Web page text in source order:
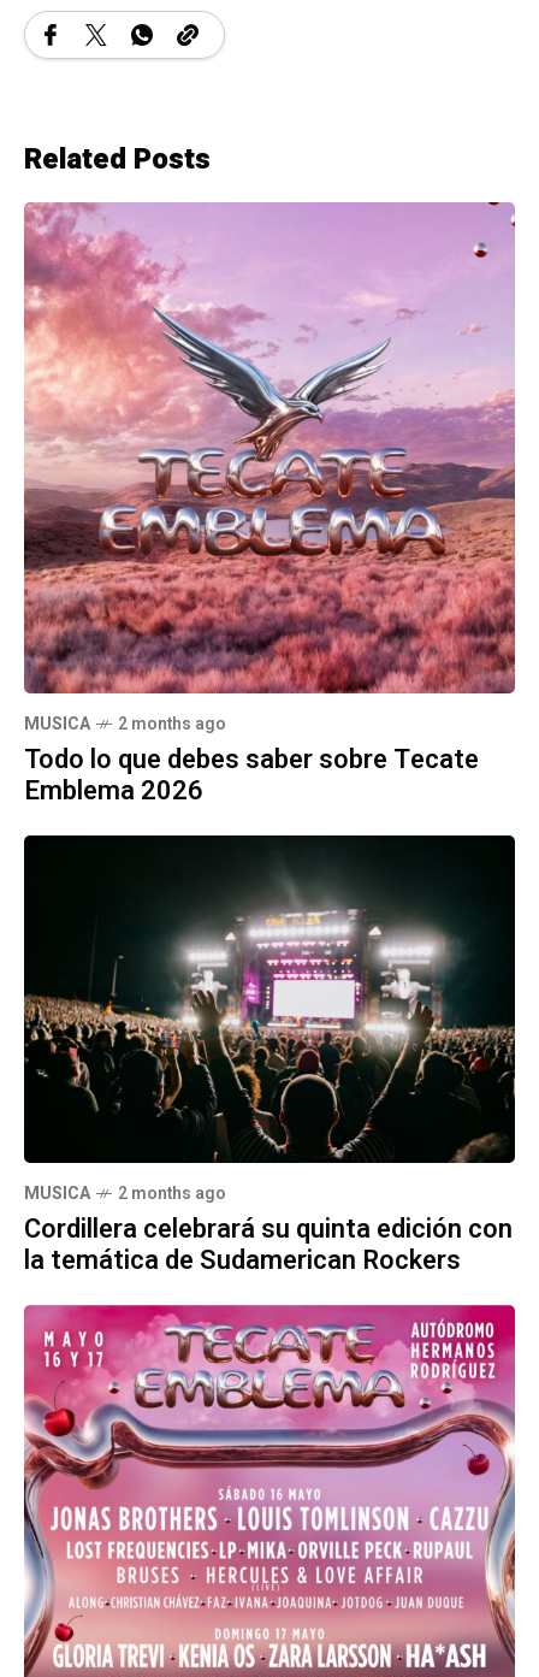
Related Posts
MUSICA 2 months ago
Todo lo que debes saber sobre Tecate
Emblema 2026
MUSICA 2 months ago
Cordillera celebrará su quinta edición con
la temática de Sudamerican Rockers